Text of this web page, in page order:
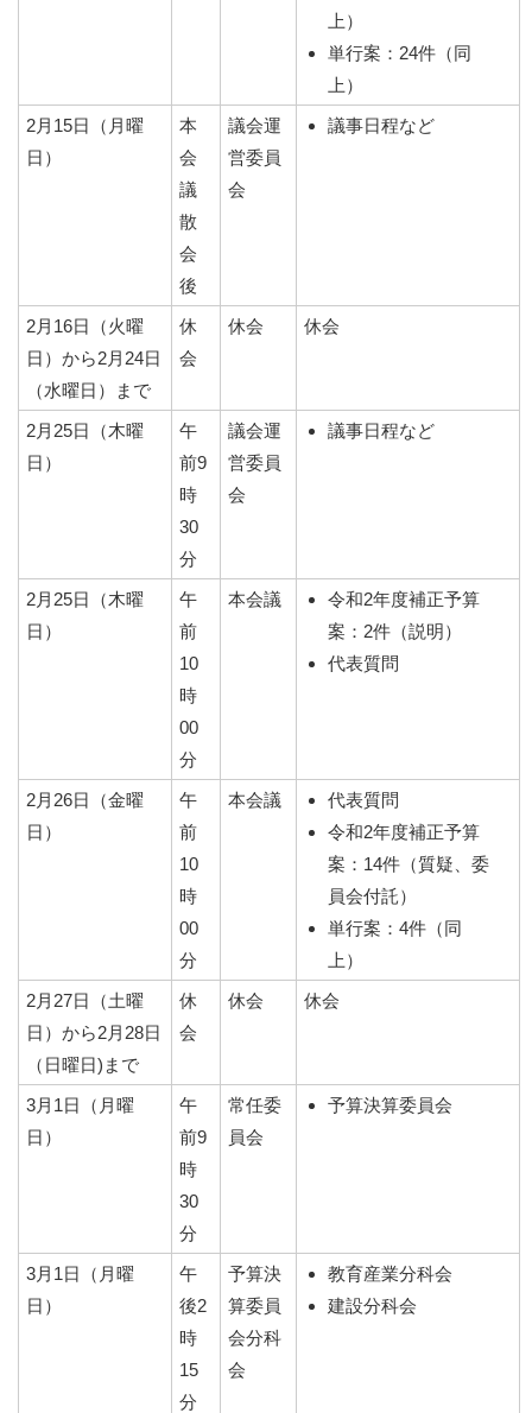
上）
単行案：24件（同
上）
2月15日（月曜
日）
本
会
議
散
会
後
議会運
営委員
会
議事日程など
2月16日（火曜
日）から2月24日
（水曜日）まで
休
会
休会 休会
2月25日（木曜
日）
午
前9
時
30
分
議会運
営委員
会
議事日程など
2月25日（木曜
日）
午
前
10
時
00
分
本会議
令和2年度補正予算
案：2件（説明）
代表質問
2月26日（金曜
日）
午
前
10
時
00
分
本会議
代表質問
令和2年度補正予算
案：14件（質疑、委
員会付託）
単行案：4件（同
上）
2月27日（土曜
日）から2月28日
（日曜日)まで
休
会
休会 休会
3月1日（月曜
日）
午
前9
時
30
分
常任委
員会
予算決算委員会
3月1日（月曜
日）
午
後2
時
15
分
予算決
算委員
会分科
会
教育産業分科会
建設分科会